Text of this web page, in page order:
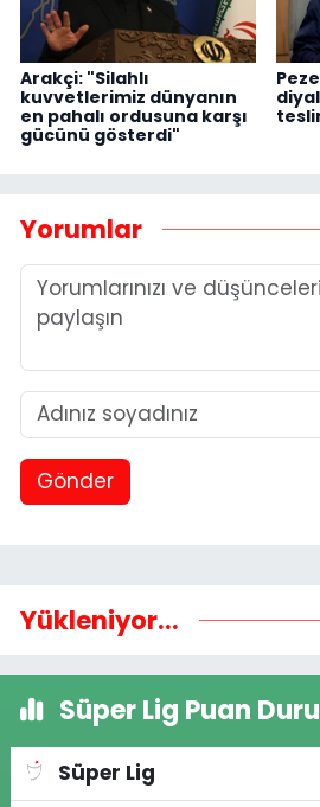
Arakçi: "Silahlı
kuvvetlerimiz dünyanın
en pahalı ordusuna karşı
gücünü gösterdi"
Yorumlar
Gönder
Yükleniyor...
Süper Lig Puan
Süper Lig